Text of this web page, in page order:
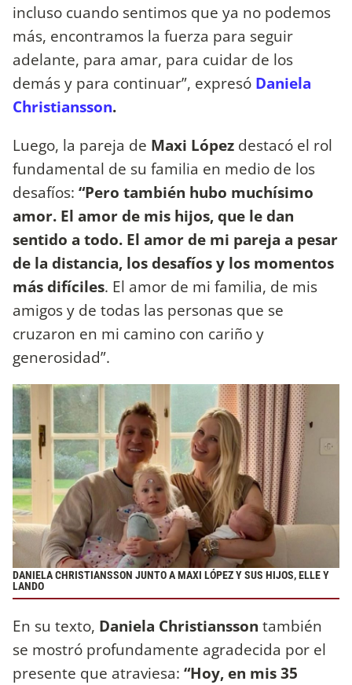
incluso cuando sentimos que ya no podemos
más, encontramos la fuerza para seguir
adelante, para amar, para cuidar de los
demás y para continuar”, expresó Daniela
Christiansson.
Luego, la pareja de Maxi López destacó el rol
fundamental de su familia en medio de los
desafíos: “Pero también hubo muchísimo
amor. El amor de mis hijos, que le dan
sentido a todo. El amor de mi pareja a pesar
de la distancia, los desafíos y los momentos
más difíciles. El amor de mi familia, de mis
amigos y de todas las personas que se
cruzaron en mi camino con cariño y
generosidad”.
DANIELA CHRISTIANSSON JUNTO A MAXI LÓPEZ Y SUS HIJOS, ELLE Y
LANDO
En su texto, Daniela Christiansson también
se mostró profundamente agradecida por el
presente que atraviesa: “Hoy, en mis 35